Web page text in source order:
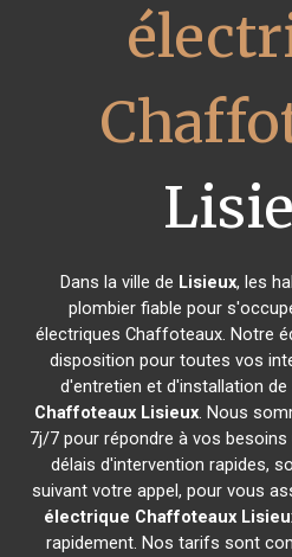
Dans la ville de Lisieux, les
plombier fiable pour
électriques Chaffoteaux. Notre
disposition pour toutes vos
d'entretien et d'installation de
Chaffoteaux Lisieux. Nous
7j/7 pour répondre à vos
délais d'intervention rapides,
suivant votre appel, pour vous
électrique Chaffoteaux
rapidement. Nos tarifs sont